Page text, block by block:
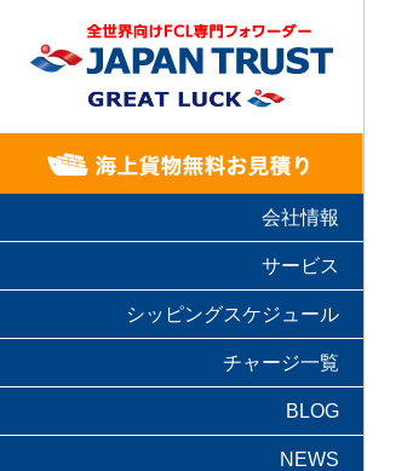
会社情報
サービス
シッピングスケジュール
チャージ一覧
BLOG
NEWS